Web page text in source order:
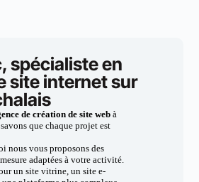
spécialiste en
site internet sur
de création de site webà
que chaque projet est
nous vous proposons des
adaptées à votre activité.
un site vitrine, un site e-